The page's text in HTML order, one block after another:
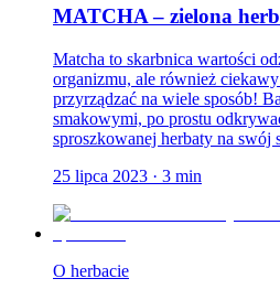
MATCHA – zielona
Matcha to skarbnica wartości
organizmu, ale również
przyrządzać na wiele sposób!
smakowymi, po prostu
sproszkowanej herbaty na swój
25 lipca 2023 · 3 min
O herbacie